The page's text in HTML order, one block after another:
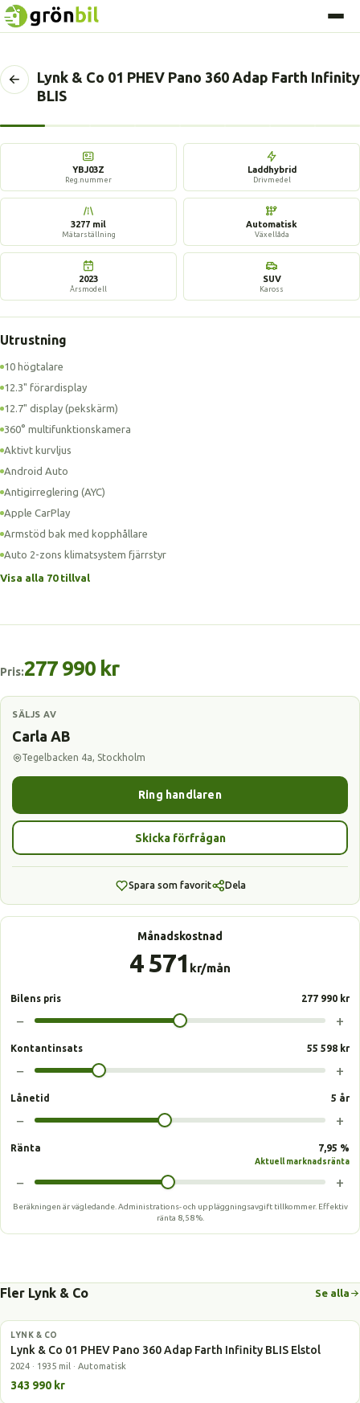
Tillbaka
sida
Lynk & Co 01 PHEV Pano 360 Adap Farth Infinity
BLIS
YBJ03Z
Reg.nummer
Laddhybrid
Drivmedel
3277 mil
Mätarställning
Automatisk
Växellåda
2023
Årsmodell
SUV
Kaross
Utrustning
10 högtalare
12.3" förardisplay
12.7" display (pekskärm)
360° multifunktionskamera
Aktivt kurvljus
Android Auto
Antigirreglering (AYC)
Apple CarPlay
Armstöd bak med kopphållare
Auto 2-zons klimatsystem fjärrstyr
Visa alla 70 tillval
Pris:277 990 kr
SÄLJS AV
Carla AB
Tegelbacken 4a, Stockholm
Ring handlaren
Skicka förfrågan
Spara som favorit Dela
Månadskostnad
4 571 kr/mån
Bilens pris 277 990 kr
− +
Kontantinsats 55 598 kr
− +
Lånetid 5 år
− +
Ränta 7,95 %
Aktuell marknadsränta
− +
Beräkningen är vägledande. Administrations- och uppläggningsavgift tillkommer. Effektiv
ränta 8,58 %.
Fler Lynk & Co Se alla
Laddhybrid
LYNK & CO
Lynk & Co 01 PHEV Pano 360 Adap Farth Infinity BLIS Elstol
2024 · 1935 mil · Automatisk
343 990 kr